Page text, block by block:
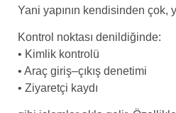
Yani yapının kendisinden çok,
Kontrol noktası denildiğinde:
• Kimlik kontrolü
• Araç giriş–çıkış denetimi
• Ziyaretçi kaydı